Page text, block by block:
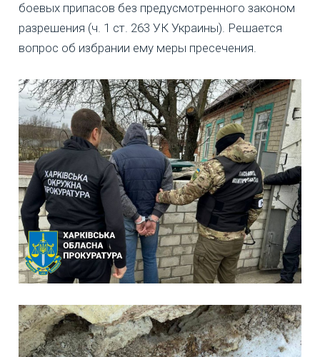
боевых припасов без предусмотренного законом
разрешения (ч. 1 ст. 263 УК Украины). Решается
вопрос об избрании ему меры пресечения.